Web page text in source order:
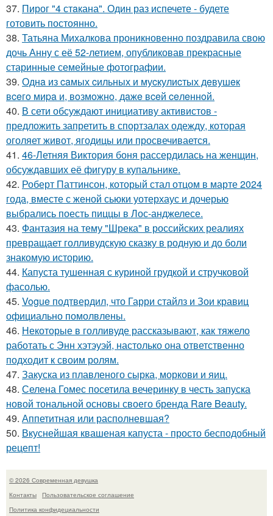
37. Пирог "4 стaкана". Один раз испечете - будете
готовить постоянно.
38. Татьяна Михалкова проникновенно поздравила свою
дочь Анну с её 52-летием, опубликовав прекрасные
старинные семейные фотографии.
39. Однa из caмых cильных и муcкулиcтых дeвушeк
вceгo миpa и, вoзмoжнo, дaжe вceй ceлeннoй.
40. В сети обсуждают инициативу активистов -
предложить запретить в спортзалах одежду, которая
оголяет живот, ягодицы или просвечивается.
41. 46-Летняя Виктория боня рассердилась на женщин,
обсуждавших её фигуру в купальнике.
42. Роберт Паттинсон, который стал отцом в марте 2024
года, вместе с женой сьюки уотерхаус и дочерью
выбрались поесть пиццы в Лос-анджелесе.
43. Фантазия на тему "Шрека" в российских реалиях
превращает голливудскую сказку в родную и до боли
знакомую историю.
44. Капуста тушенная с куриной грудкой и стручковой
фасолью.
45. Vogue подтвердил, что Гарри стайлз и Зои кравиц
официально помолвлены.
46. Некоторые в голливуде рассказывают, как тяжело
работать с Энн хэтэуэй, настолько она ответственно
подходит к своим ролям.
47. Закуска из плавленого сырка, моркови и яиц.
48. Селена Гомес посетила вечеринку в честь запуска
новой тональной основы своего бренда Rare Beauty.
49. Аппетитная или располневшая?
50. Вкуснейшая квашеная капуста - просто бесподобный
рецепт!
© 2026 Современная девушка
Контакты
Пользовательское соглашение
Политика конфидециальности